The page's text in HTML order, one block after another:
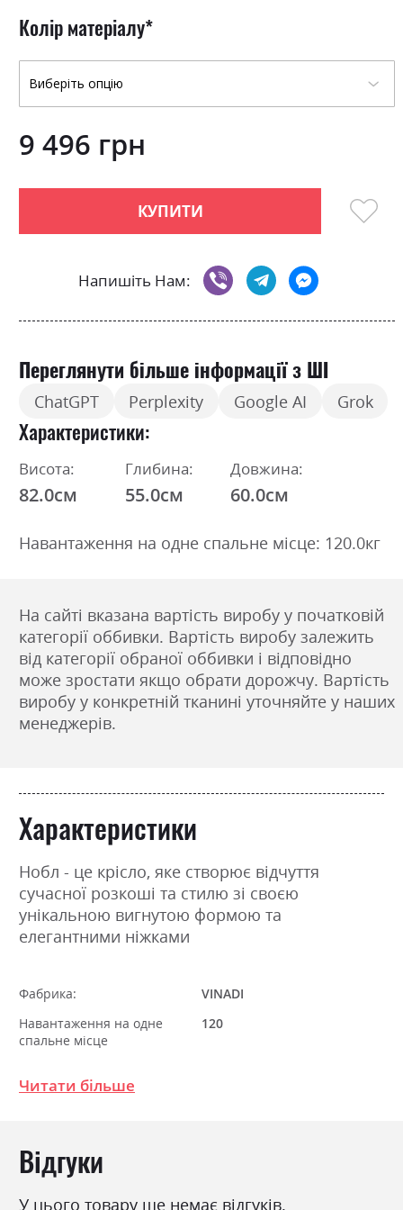
of
the
images
gallery
Колір матеріалу
9 496 грн
КУПИТИ
Напишіть Нам:
Переглянути більше інформації з ШІ
ChatGPT Perplexity Google AI Grok
Характеристики
Висота:
82.0см
Глибина:
55.0см
Довжина:
60.0см
Навантаження на одне спальне місце: 120.0кг
На сайті вказана вартість виробу у початковій
категорії оббивки. Вартість виробу залежить
від категорії обраної оббивки і відповідно
може зростати якщо обрати дорожчу. Вартість
виробу у конкретній тканині уточняйте у наших
менеджерів.
Характеристики
Нобл - це крісло, яке створює відчуття
сучасної розкоші та стилю зі своєю
унікальною вигнутою формою та
елегантними ніжками
Фабрика:
VINADI
Навантаження на одне
спальне місце
120
Ніша для білизни
Читати більше
Відгуки
У цього товару ще немає відгуків.